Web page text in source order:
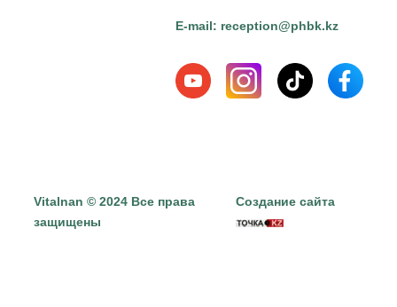
E-mail: reception@phbk.kz
Vitalnan © 2024 Все права
защищены
Создание сайта